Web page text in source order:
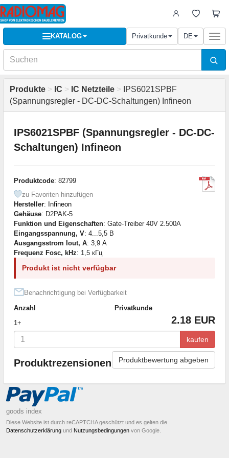
KATALOG Privatkunde DE
Produkte > IC > IC Netzteile > IPS6021SPBF
(Spannungsregler - DC-DC-Schaltungen) Infineon
IPS6021SPBF (Spannungsregler - DC-DC-
Schaltungen) Infineon
Produktcode: 82799
zu Favoriten hinzufügen
Hersteller: Infineon
Gehäuse: D2PAK-5
Funktion und Eigenschaften: Gate-Treiber 40V 2.500A
Eingangsspannung, V: 4...5,5 В
Ausgangsstrom Iout, A: 3,9 А
Frequenz Fosc, kHz: 1,5 кГц
Produkt ist nicht verfügbar
Benachrichtigung bei Verfügbarkeit
Anzahl
Privatkunde
1+
2.18 EUR
kaufen
Produktrezensionen Produktbewertung abgeben
goods index
Diese Website ist durch reCAPTCHA geschützt und es gelten die
Datenschutzerklärung und Nutzungsbedingungen von Google.